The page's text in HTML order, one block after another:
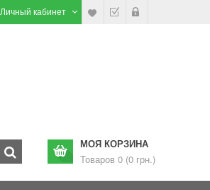
Личный кабинет
МОЯ КОРЗИНА
Товаров 0 (0 грн.)